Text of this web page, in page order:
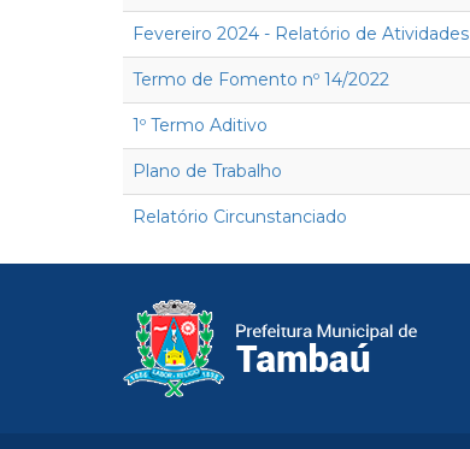
Fevereiro 2024 - Relatório de Atividades
Termo de Fomento nº 14/2022
1º Termo Aditivo
Plano de Trabalho
Relatório Circunstanciado